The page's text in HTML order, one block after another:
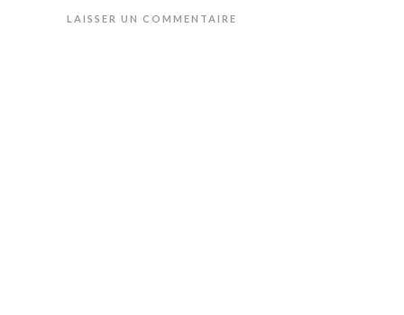
LAISSER UN COMMENTAIRE